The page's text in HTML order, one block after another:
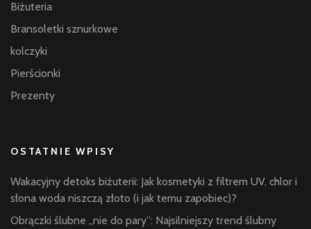
Biżuteria
Bransoletki sznurkowe
kolczyki
Pierścionki
Prezenty
OSTATNIE WPISY
Wakacyjny detoks biżuterii: Jak kosmetyki z filtrem UV, chlor i
słona woda niszczą złoto (i jak temu zapobiec)?
Obrączki ślubne „nie do pary”: Najsilniejszy trend ślubny